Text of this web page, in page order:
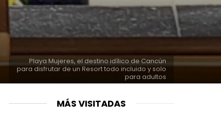
Playa Mujeres, el destino idílico de Cancún
para disfrutar de un Resort todo incluido y solo
para adultos
MÁS VISITADAS